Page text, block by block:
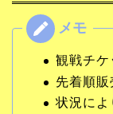
観戦チケ
先着順販
状況によ